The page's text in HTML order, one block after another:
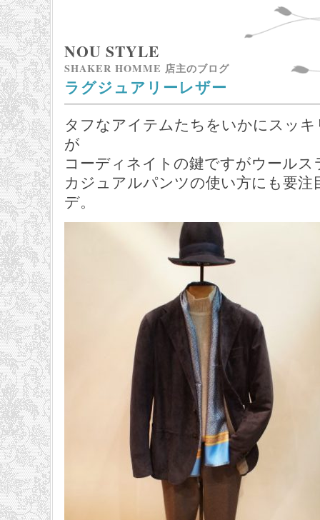
NOU STYLE
SHAKER HOMME 店主のブログ
ラグジュアリーレザー
タフなアイテムたちをいかにスッ
が
コーディネイトの鍵ですがウール
カジュアルパンツの使い方にも要
デ。